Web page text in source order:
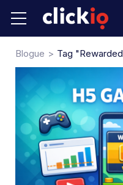
Blogue Tag